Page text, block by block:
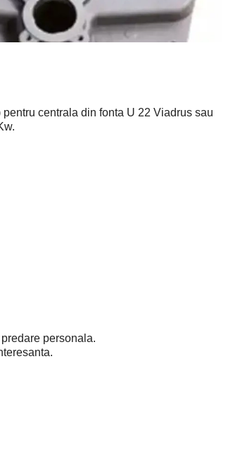
centrala din fonta U 22 Viadrus sau
personala.